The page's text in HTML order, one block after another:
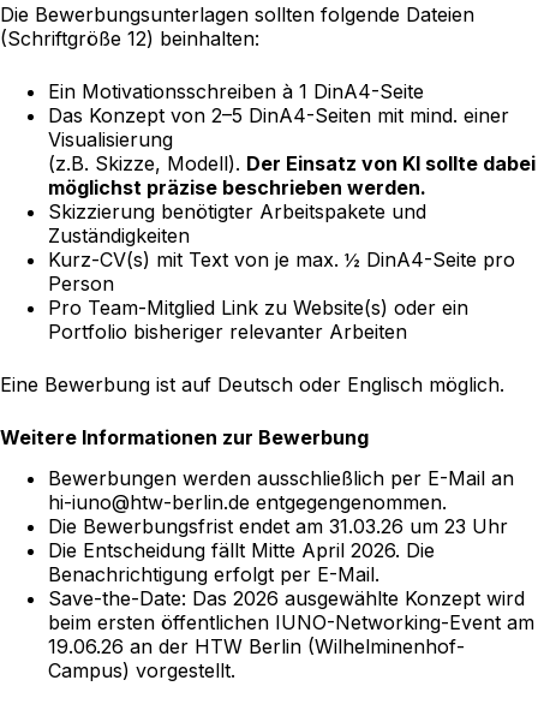
Die Bewerbungsunterlagen sollten folgende Dateien
(Schriftgröße 12) beinhalten:
Ein Motivationsschreiben à 1 DinA4-Seite
Das Konzept von 2–5 DinA4-Seiten mit mind. einer
Visualisierung
(z.B. Skizze, Modell). Der Einsatz von KI sollte dabei
möglichst präzise beschrieben werden.
Skizzierung benötigter Arbeitspakete und
Zuständigkeiten
Kurz-CV(s) mit Text von je max. ½ DinA4-Seite pro
Person
Pro Team-Mitglied Link zu Website(s) oder ein
Portfolio bisheriger relevanter Arbeiten
Eine Bewerbung ist auf Deutsch oder Englisch möglich.
Weitere Informationen zur Bewerbung
Bewerbungen werden ausschließlich per E-Mail an
hi-iuno@htw-berlin.de entgegengenommen.
Die Bewerbungsfrist endet am 31.03.26 um 23 Uhr
Die Entscheidung fällt Mitte April 2026. Die
Benachrichtigung erfolgt per E-Mail.
Save-the-Date: Das 2026 ausgewählte Konzept wird
beim ersten öffentlichen IUNO-Networking-Event am
19.06.26 an der HTW Berlin (Wilhelminenhof-
Campus) vorgestellt.